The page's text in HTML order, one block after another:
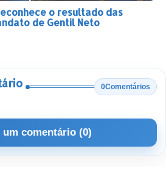
o resultado das
de Gentil Neto
0Comentários
um comentário (0)